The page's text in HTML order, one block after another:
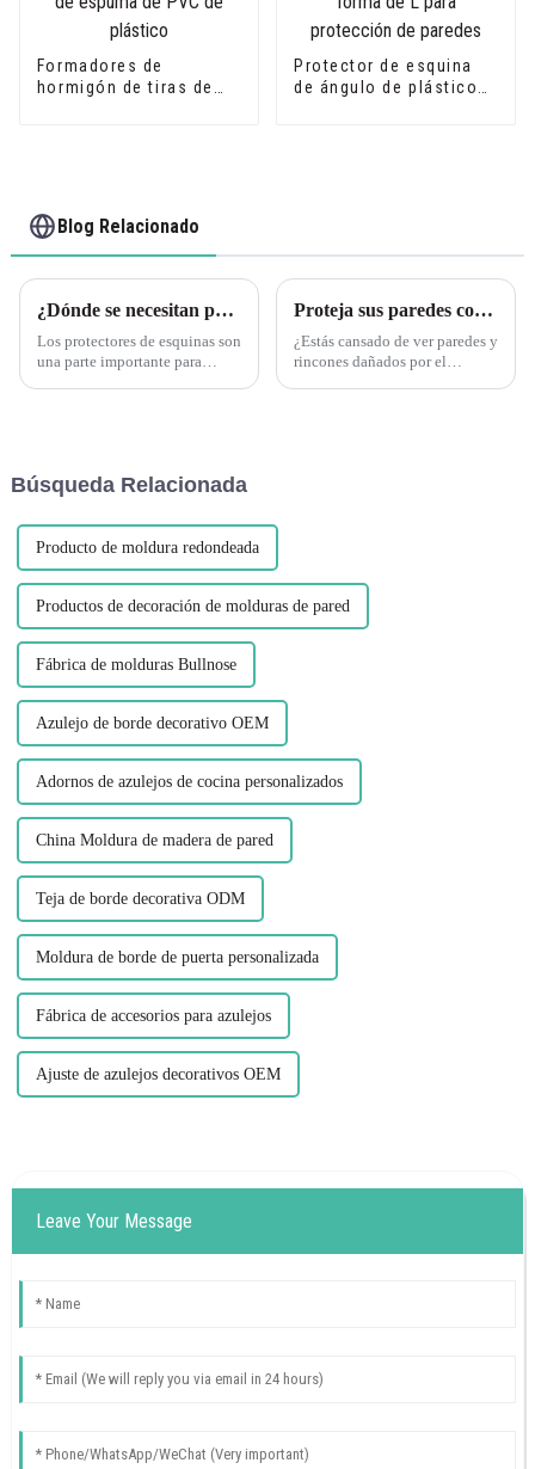
Formadores de
hormigón de tiras de
Protector de esquina
de ángulo de plástico
Blog Relacionado
¿Dónde se necesitan protectores de esquinas? Descubra los esquineros de plástico PVC en forma de L de Leguwe
Los protectores de esquinas son
una parte importante para
Proteja sus paredes con los protectores de esquinas de plástico PVC en forma de L de Leguwe
¿Estás cansado de ver paredes y
rincones dañados por el
Búsqueda Relacionada
Producto de moldura redondeada
Productos de decoración de molduras de pared
Fábrica de molduras Bullnose
Azulejo de borde decorativo OEM
Adornos de azulejos de cocina personalizados
China Moldura de madera de pared
Teja de borde decorativa ODM
Moldura de borde de puerta personalizada
Fábrica de accesorios para azulejos
Ajuste de azulejos decorativos OEM
Leave Your Message